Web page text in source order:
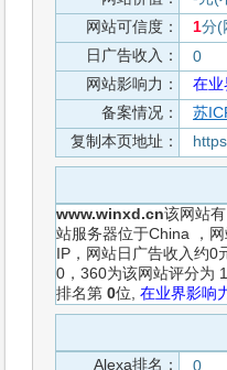
网站可信度：
1分(
日广告收入：
0
网站影响力：
在业
备案情况：
苏
复制本页地址：
www.winxd.cn该网站有
站服务器位于China ，
IP，网站日广告收入约0
0，360为该网站评分为
排名第 0位, 在业界影响
Alexa排名：
0